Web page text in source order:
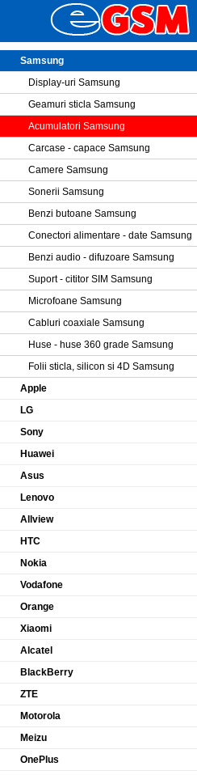
Samsung
Display-uri Samsung
Geamuri sticla Samsung
Acumulatori Samsung
Carcase - capace Samsung
Camere Samsung
Sonerii Samsung
Benzi butoane Samsung
Conectori alimentare - date Samsung
Benzi audio - difuzoare Samsung
Suport - cititor SIM Samsung
Microfoane Samsung
Cabluri coaxiale Samsung
Huse - huse 360 grade Samsung
Folii sticla, silicon si 4D Samsung
Apple
LG
Sony
Huawei
Asus
Lenovo
Allview
HTC
Nokia
Vodafone
Orange
Xiaomi
Alcatel
BlackBerry
ZTE
Motorola
Meizu
OnePlus